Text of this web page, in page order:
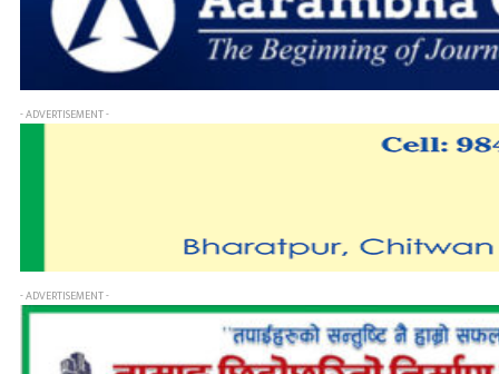
- ADVERTISEMENT -
- ADVERTISEMENT -